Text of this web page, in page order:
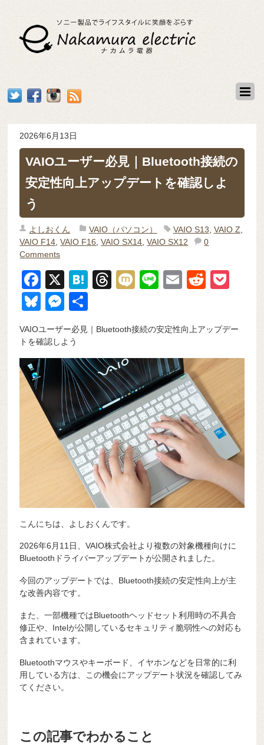
2026年6月13日
VAIOユーザー必見｜Bluetooth接続の
安定性向上アップデートを確認しよ
う
よしおくん VAIO（パソコン） VAIO S13 VAIO Z
VAIO F14 ,VAIO F16 ,VAIO SX14 ,VAIO SX12
0
Comments
F
a
c
e
b
o
o
k
X
H
n
a
T
a
d
s
M
Li
E
R
di
t
et
Bl
e
sk
y
M
e
ss
e
n
g
er
有
VAIOユーザー必見｜Bluetooth接続の安定性向上アップデー
トを確認しよう
こんにちは、よしおくんです。
2026年6月11日、VAIO株式会社より複数の対象機種向けに
Bluetoothドライバーアップデートが公開されました。
今回のアップデートでは、Bluetooth接続の安定性向上が主
な改善内容です。
また、一部機種ではBluetoothヘッドセット利用時の不具合
修正や、Intelが公開しているセキュリティ脆弱性への対応も
含まれています。
Bluetoothマウスやキーボード、イヤホンなどを日常的に利
用している方は、この機会にアップデート状況を確認してみ
てください。
この記事でわかること